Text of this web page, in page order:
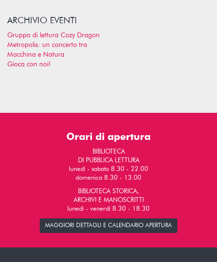
ARCHIVIO EVENTI
Gruppo di lettura Cozy Dragon
Metropolis: un concerto tra
Macchina e Natura
Gioca con noi!
Orari di apertura
BIBLIOTECA
DI PUBBLICA LETTURA
lunedì - sabato 8.30 - 22.00
domenica 8.30 - 13.00
BIBLIOTECA STORICA,
ARCHIVI E MANOSCRITTI
lunedì - venerdì 8.30 - 18.30
MAGGIORI DETTAGLI E CALENDARIO APERTURA